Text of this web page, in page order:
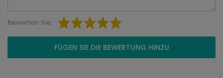
Bewerten Sie:
FÜGEN SIE DIE BEWERTUNG HINZU